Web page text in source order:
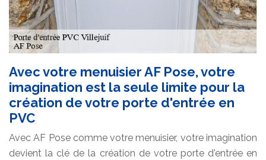
Avec votre menuisier AF Pose, votre
imagination est la seule limite pour la
création de votre porte d'entrée en
PVC
Avec AF Pose comme votre menuisier, votre imagination
devient la clé de la création de votre porte d'entrée en